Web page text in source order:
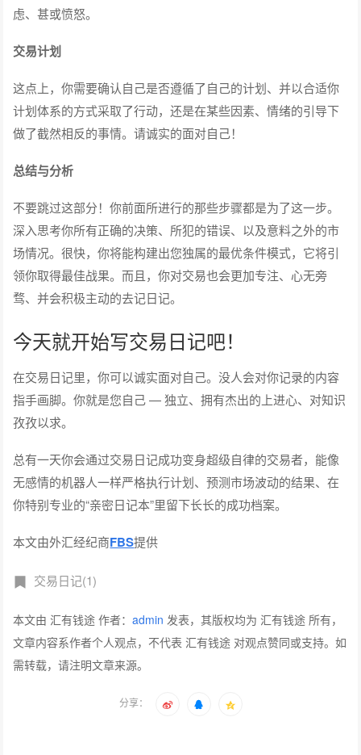
虑、甚或愤怒。
交易计划
这点上，你需要确认自己是否遵循了自己的计划、并以合适你
计划体系的方式采取了行动，还是在某些因素、情绪的引导下
做了截然相反的事情。请诚实的面对自己！
总结与分析
不要跳过这部分！你前面所进行的那些步骤都是为了这一步。
深入思考你所有正确的决策、所犯的错误、以及意料之外的市
场情况。很快，你将能构建出您独属的最优条件模式，它将引
领你取得最佳战果。而且，你对交易也会更加专注、心无旁
骛、并会积极主动的去记日记。
今天就开始写交易日记吧！
在交易日记里，你可以诚实面对自己。没人会对你记录的内容
指手画脚。你就是您自己 — 独立、拥有杰出的上进心、对知识
孜孜以求。
总有一天你会通过交易日记成功变身超级自律的交易者，能像
无感情的机器人一样严格执行计划、预测市场波动的结果、在
你特别专业的“亲密日记本”里留下长长的成功档案。
本文由外汇经纪商FBS提供
交易日记(1)
本文由 汇有钱途 作者：admin 发表，其版权均为 汇有钱途 所有，
文章内容系作者个人观点，不代表 汇有钱途 对观点赞同或支持。如
需转载，请注明文章来源。
分享：